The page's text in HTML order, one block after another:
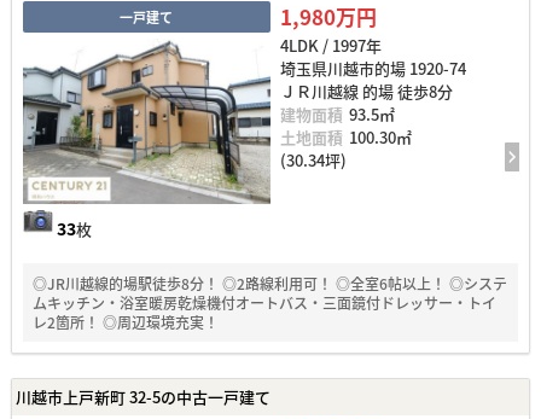
一戸建て
33枚
1,980万円
4LDK / 1997年
埼玉県川越市的場 1920-74
ＪＲ川越線 的場 徒歩8分
建物面積 93.5㎡
土地面積 100.30㎡
(30.34坪)
◎JR川越線的場駅徒歩8分！ ◎2路線利用可！ ◎全室6帖以上！ ◎システ
ムキッチン・浴室暖房乾燥機付オートバス・三面鏡付ドレッサー・トイ
レ2箇所！ ◎周辺環境充実！
川越市上戸新町 32-5の中古一戸建て